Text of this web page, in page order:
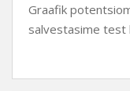
Graafik
salvestasime test